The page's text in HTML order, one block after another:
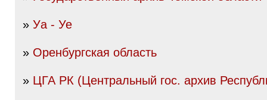
» Уа - Уе
» Оренбургская область
» ЦГА РК (Центральный гос. архив